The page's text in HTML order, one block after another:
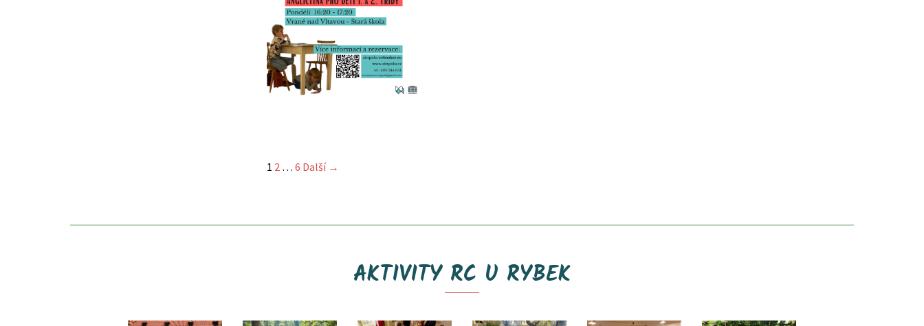
1 2 … 6 Další →
AKTIVITY RC U RYBEK